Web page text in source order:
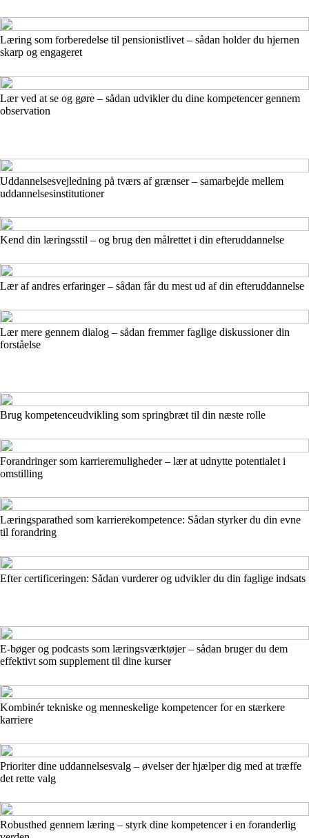
Læring som forberedelse til pensionistlivet – sådan holder du hjernen
skarp og engageret
Lær ved at se og gøre – sådan udvikler du dine kompetencer gennem
observation
Uddannelsesvejledning på tværs af grænser – samarbejde mellem
uddannelsesinstitutioner
Kend din læringsstil – og brug den målrettet i din efteruddannelse
Lær af andres erfaringer – sådan får du mest ud af din efteruddannelse
Lær mere gennem dialog – sådan fremmer faglige diskussioner din
forståelse
Brug kompetenceudvikling som springbræt til din næste rolle
Forandringer som karrieremuligheder – lær at udnytte potentialet i
omstilling
Læringsparathed som karrierekompetence: Sådan styrker du din evne
til forandring
Efter certificeringen: Sådan vurderer og udvikler du din faglige indsats
E-bøger og podcasts som læringsværktøjer – sådan bruger du dem
effektivt som supplement til dine kurser
Kombinér tekniske og menneskelige kompetencer for en stærkere
karriere
Prioriter dine uddannelsesvalg – øvelser der hjælper dig med at træffe
det rette valg
Robusthed gennem læring – styrk dine kompetencer i en foranderlig